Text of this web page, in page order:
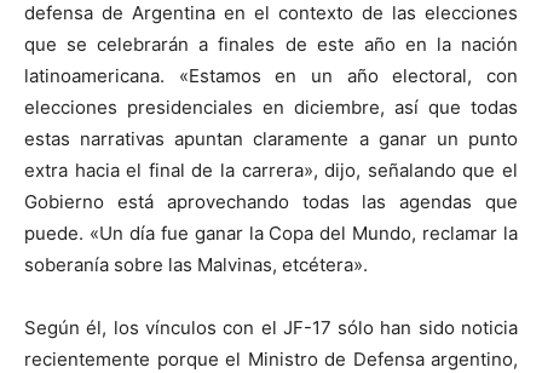
defensa de Argentina en el contexto de las elecciones
que se celebrarán a finales de este año en la nación
latinoamericana. «Estamos en un año electoral, con
elecciones presidenciales en diciembre, así que todas
estas narrativas apuntan claramente a ganar un punto
extra hacia el final de la carrera», dijo, señalando que el
Gobierno está aprovechando todas las agendas que
puede. «Un día fue ganar la Copa del Mundo, reclamar la
soberanía sobre las Malvinas, etcétera».
Según él, los vínculos con el JF-17 sólo han sido noticia
recientemente porque el Ministro de Defensa argentino,